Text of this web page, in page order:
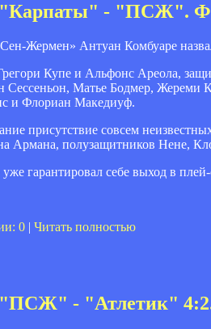
- "ПСЖ".
Жермен» Антуан Комбуаре
Купе и Альфонс Ареола,
Сессеньон, Матье Бодмер,
и Флориан Македиуф.
присутствие совсем
Армана, полузащитников Нене,
гарантировал себе выход в
0 | Читать полностью
- "Атлетик"